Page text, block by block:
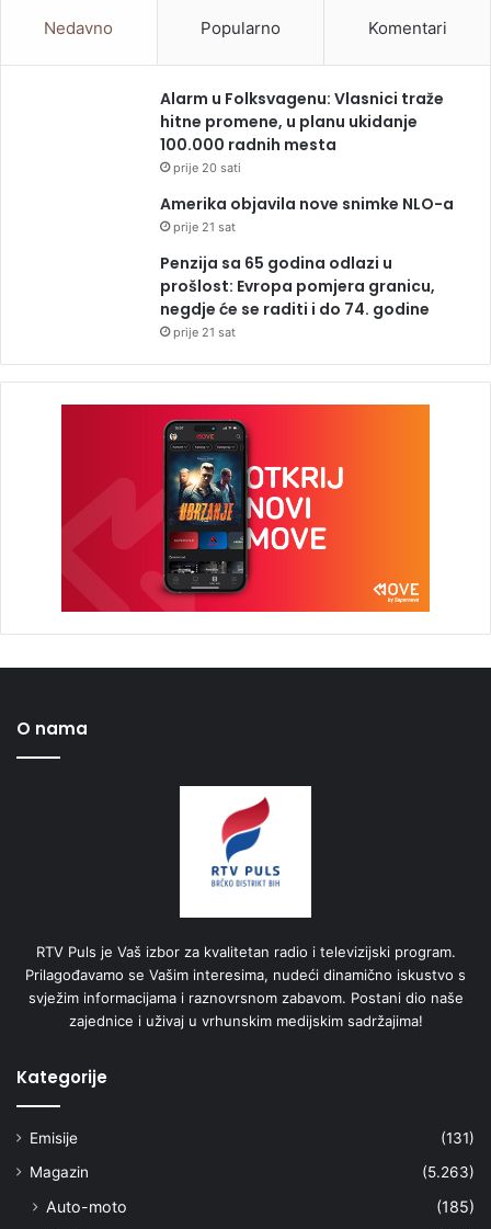
Nedavno Popularno Komentari
Alarm u Folksvagenu: Vlasnici traže
hitne promene, u planu ukidanje
100.000 radnih mesta
prije 20 sati
Amerika objavila nove snimke NLO-a
prije 21 sat
Penzija sa 65 godina odlazi u
prošlost: Evropa pomjera granicu,
negdje će se raditi i do 74. godine
prije 21 sat
O nama
RTV Puls je Vaš izbor za kvalitetan radio i televizijski program.
Prilagođavamo se Vašim interesima, nudeći dinamično iskustvo s
svježim informacijama i raznovrsnom zabavom. Postani dio naše
zajednice i uživaj u vrhunskim medijskim sadržajima!
Kategorije
Emisije
(131)
Magazin
(5.263)
Auto-moto
(185)